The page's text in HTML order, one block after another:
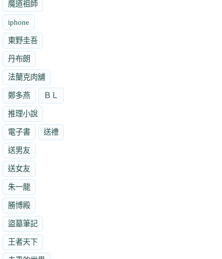
魔道祖師
iphone
東野圭吾
丹布朗
法蘭克肉舖
鄭多燕 ＢＬ
推理小說
電子書 送禮
送男友
送女友
朱一龍
勝博殿
盜墓筆記
王者天下